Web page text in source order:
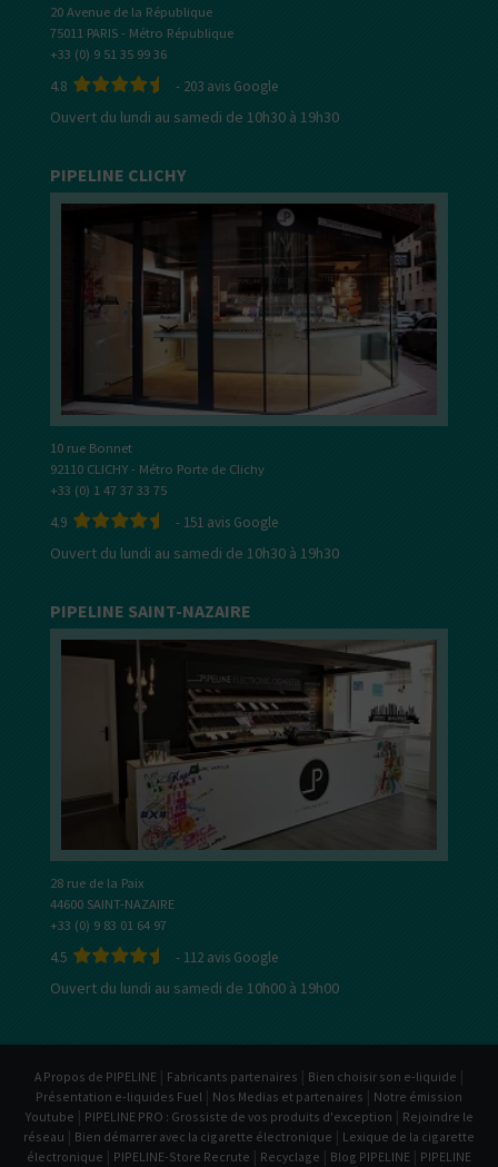
20 Avenue de la République
75011 PARIS - Métro République
+33 (0) 9 51 35 99 36
4.8 - 203 avis Google
Ouvert du lundi au samedi de 10h30 à 19h30
PIPELINE CLICHY
10 rue Bonnet
92110 CLICHY - Métro Porte de Clichy
+33 (0) 1 47 37 33 75
4.9 - 151 avis Google
Ouvert du lundi au samedi de 10h30 à 19h30
PIPELINE SAINT-NAZAIRE
28 rue de la Paix
44600 SAINT-NAZAIRE
+33 (0) 9 83 01 64 97
4.5 - 112 avis Google
Ouvert du lundi au samedi de 10h00 à 19h00
A Propos de PIPELINE | Fabricants partenaires | Bien choisir son e-liquide |
Présentation e-liquides Fuel | Nos Medias et partenaires | Notre émission
Youtube | PIPELINE PRO : Grossiste de vos produits d'exception | Rejoindre le
réseau | Bien démarrer avec la cigarette électronique | Lexique de la cigarette
électronique | PIPELINE-Store Recrute | Recyclage | Blog PIPELINE | PIPELINE